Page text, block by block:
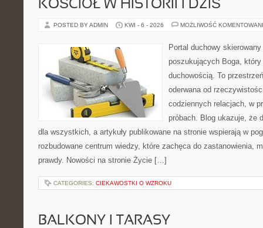
KOŚCIÓŁ W HISTORII I DZIŚ
POSTED BY ADMIN KWI - 6 - 2026 MOŻLIWOŚĆ
Portal duchowy
poszukujących Boga, który
duchowością. To
oderwana od
codziennych relacjach, w
próbach. Blog ukazuje, że
dla wszystkich, a artykuły publikowane na stronie wspierają w
rozbudowane centrum wiedzy, które zachęca do zastanowienia,
prawdy. Nowości na stronie Życie […]
CATEGORIES: CIEKAWOSTKI O WZROKU
BALKONY I TARASY